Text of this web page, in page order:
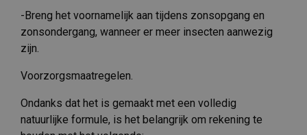
-Breng het voornamelijk aan tijdens zonsopgang en
zonsondergang, wanneer er meer insecten aanwezig
zijn.
Voorzorgsmaatregelen.
Ondanks dat het is gemaakt met een volledig
natuurlijke formule, is het belangrijk om rekening te